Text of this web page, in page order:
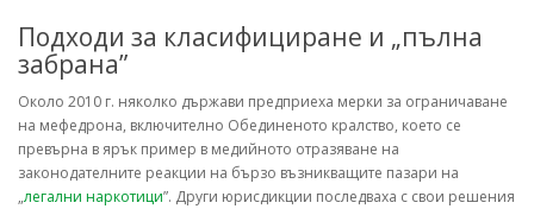
Подходи за класифициране и „пълна
забрана”
Около 2010 г. няколко държави предприеха мерки за ограничаване
на мефедрона, включително Обединеното кралство, което се
превърна в ярък пример в медийното отразяване на
законодателните реакции на бързо възникващите пазари на
„легални наркотици”. Други юрисдикции последваха с свои решения